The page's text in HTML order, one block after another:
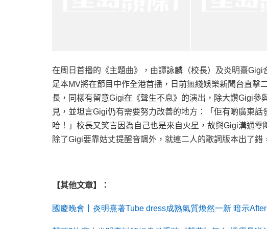
在周日首播的《主題曲》，由譚詠麟（校長）及炎明熹Gigi
足本MV將在節目中作全港首播，日前無綫娛樂新聞台直擊
長，同樣有留意Gigi在《聲生不息》的演出，除大讚Gigi參
見，並坦言Gigi仍有需要努力改善的地方：「佢有啲廣東
哈！」校長又笑言因為自己也是來自火星，故與Gigi溝通零
除了Gigi要靠姑丈提醒音調外，就連二人的歌詞版本出了錯
【其他文章】：
國慶晚會丨炎明熹著Tube dress成熟氣質煥然一新 暗示